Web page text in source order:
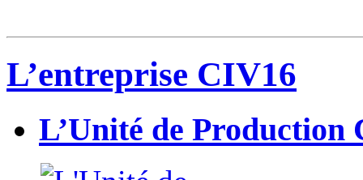
L’entreprise CIV16
L’Unité de Production